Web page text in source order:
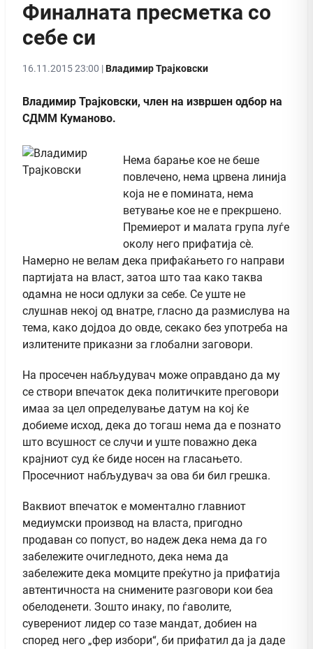
Финалната пресметка со
себе си
16.11.2015 23:00 |Владимир Трајковски
Владимир Трајковски, член на извршен одбор на
СДММ Куманово.
Нема барање кое не беше
повлечено, нема црвена линија
која не е помината, нема
ветување кое не е прекршено.
Премиерот и малата група луѓе
околу него прифатија сè.
Намерно не велам дека прифаќањето го направи
партијата на власт, затоа што таа како таква
одамна не носи одлуки за себе. Се уште не
слушнав некој од внатре, гласно да размислува на
тема, како дојдоа до овде, секако без употреба на
излитените приказни за глобални заговори.
На просечен набљудувач може оправдано да му
се створи впечаток дека политичките преговори
имаа за цел определување датум на кој ќе
добиеме исход, дека до тогаш нема да е познато
што всушност се случи и уште поважно дека
крајниот суд ќе биде носен на гласањето.
Просечниот набљудувач за ова би бил грешка.
Ваквиот впечаток е моментално главниот
медиумски производ на власта, пригодно
продаван со попуст, во надеж дека нема да го
забележите очигледното, дека нема да
забележите дека момците преќутно ја прифатија
автентичноста на снимените разговори кои беа
обелоденети. Зошто инаку, по ѓаволите,
суверениот лидер со тазе мандат, добиен на
според него „фер избори“, би прифатил да ја даде